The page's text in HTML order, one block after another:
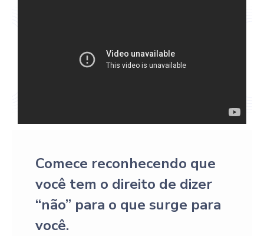
Comece reconhecendo que
você tem o direito de dizer
“não” para o que surge para
você.